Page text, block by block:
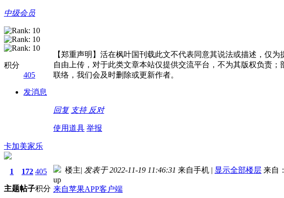
中级会员
积分
405
发消息
【郑重声明】活在枫叶国刊载此文不代表同意其说法或描述，仅
自由上传，对于此类文章本站仅提供交流平台，不为其版权负责
联络，我们会及时删除或更新作者。
回复 支持 反对
使用道具 举报
卡加美家乐
1
主题
172
帖子
405
积分
楼主| 发表于 2022-11-19 11:46:31 来自手机 | 显示全部楼层 来自
up
来自苹果APP客户端